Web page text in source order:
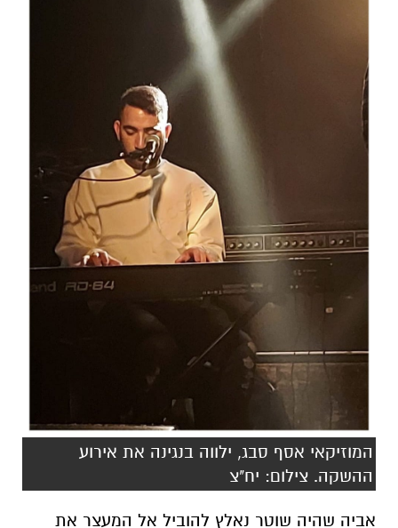
המוזיקאי אסף סבג, ילווה בנגינה את אירוע
ההשקה. צילום: יח"צ
אביה שהיה שוטר נאלץ להוביל אל המעצר את